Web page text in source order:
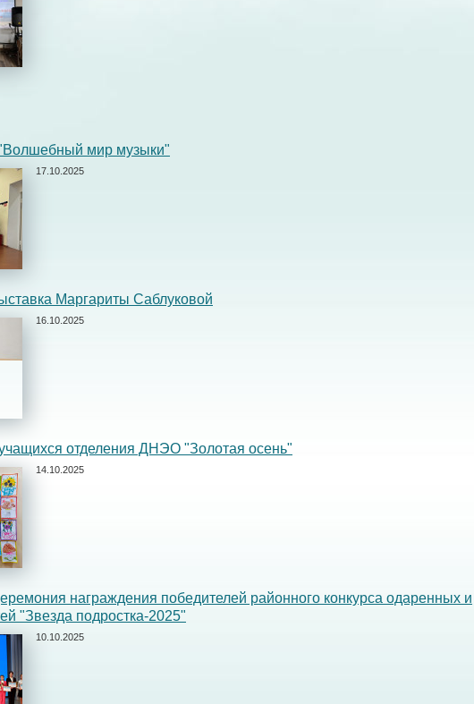
мир музыки"
17.10.2025
Маргариты Саблуковой
16.10.2025
отделения ДНЭО "Золотая осень"
14.10.2025
награждения победителей районного конкурса одаренных и
"Звезда подростка-2025"
10.10.2025